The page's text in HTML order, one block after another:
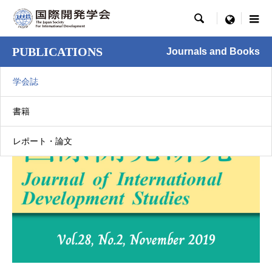
 menu
PUBLICATIONS Journals and Books
学会誌
書籍
レポート・論文